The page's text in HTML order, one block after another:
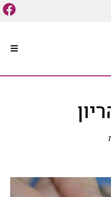
קיים מגוון רב של סוגי טיפולים
אלטרנטיביים המתאימים למרבית
לכל אדם על מנת להפיק את
התועלת המרבית מהטיפול,